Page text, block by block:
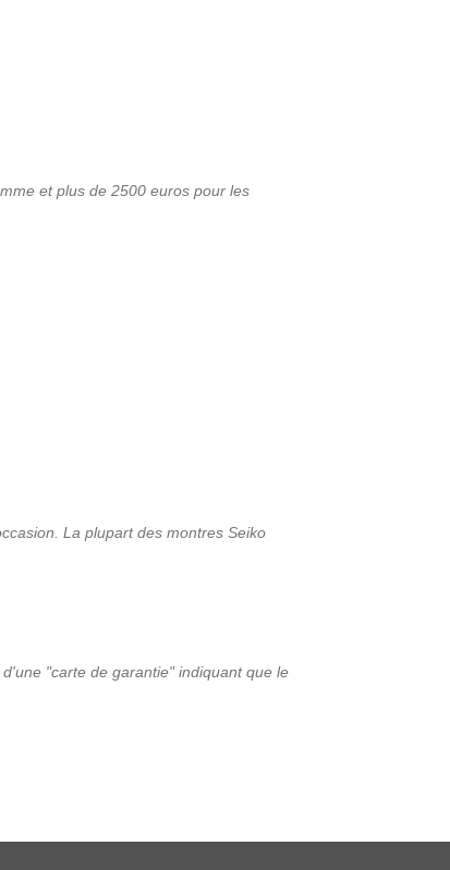
et plus de 2500 euros pour les
La plupart des montres Seiko
"carte de garantie" indiquant que le